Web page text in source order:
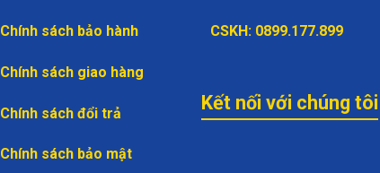
Chính sách bảo hành
Chính sách giao hàng
Chính sách đổi trả
Chính sách bảo mật
CSKH: 0899.177.899
Kết nối với chúng tôi